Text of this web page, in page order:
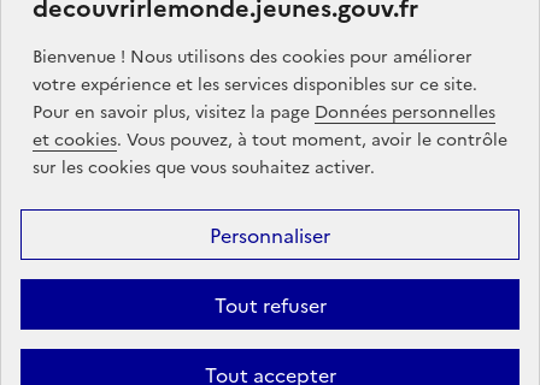
finaliser votre projet de séjour à l’étranger, que ce soit,
un volontariat.
Partners
gouvernement.fr legifrance.gouv.fr
service-public.gouv.fr
Mentions légales Données personnelles
Accessibilité : partiellement
sur votre site !
Bienvenue ! Nous utilisons des cookies pour améliorer
votre expérience et les services disponibles sur ce site.
Pour en savoir plus, visitez la page Données personnelles
et cookies. Vous pouvez, à tout moment, avoir le contrôle
sur les cookies que vous souhaitez activer.
Tout accepter
Tout refuser
Personnaliser